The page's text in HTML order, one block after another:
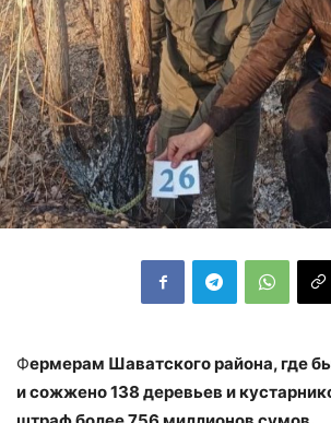
Фермерам Шаватского района, где
и сожжено 138 деревьев и